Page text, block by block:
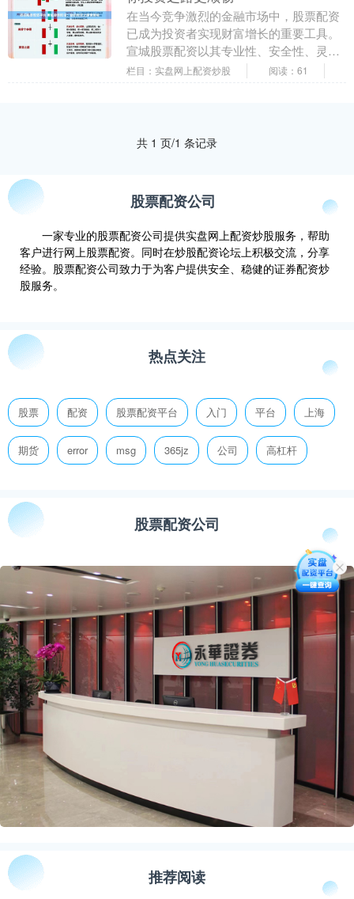
在当今竞争激烈的金融市场中，股票配资
已成为投资者实现财富增长的重要工具。
宣城股票配资以其专业性、安全性、灵活
性等优势，为投资者提供了更顺畅的投资
栏目：实盘网上配资炒股 阅读：61
共 1 页/1 条记录
股票配资公司
一家专业的股票配资公司提供实盘网上配资炒股服务，帮助
客户进行网上股票配资。同时在炒股配资论坛上积极交流，分享
经验。股票配资公司致力于为客户提供安全、稳健的证券配资炒
股服务。
热点关注
股票 配资 股票配资平台 入门 平台 上海
期货 error msg 365jz 公司 高杠杆
股票配资公司
推荐阅读